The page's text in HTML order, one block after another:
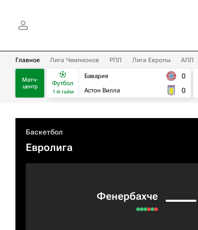
Главное Лига Чемпионов РПЛ Лига Европы АПЛ
Матч-
центр
Футбол
1-й тайм
Бавария
Астон Вилла
0
0
Баскетбол
Евролига
Фенербахче